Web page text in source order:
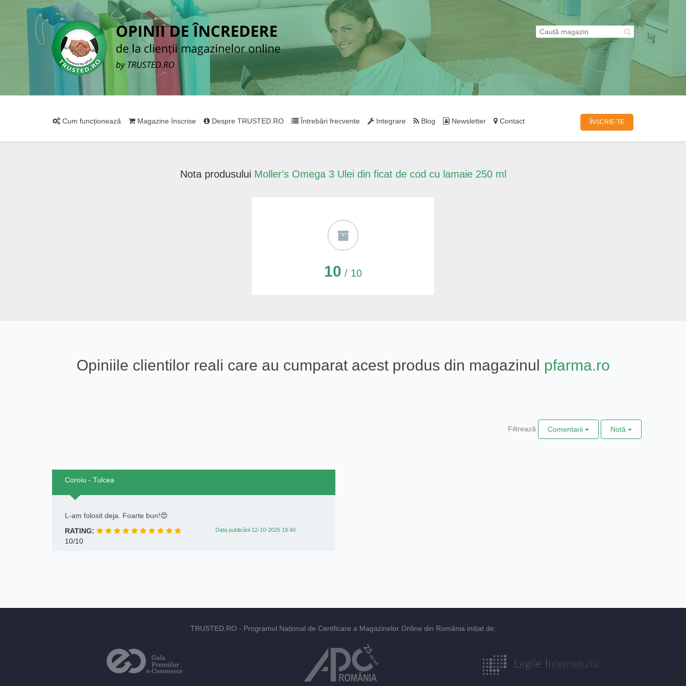
Cum funcționează Magazine înscrise Despre TRUSTED.RO Întrebări frecvente Integrare Blog Newsletter Contact ÎNSCRIE-TE
Nota produsului Moller's Omega 3 Ulei din ficat de cod cu lamaie 250 ml
10 / 10
Opiniile clientilor reali care au cumparat acest produs din magazinul pfarma.ro
Filtrează Comentarii Notă
Coroiu - Tulcea
L-am folosit deja. Foarte bun!😍
RATING:
Data publicării 12-10-2025 19:40
10/10
TRUSTED.RO - Programul Național de Certificare a Magazinelor Online din România inițiat de: